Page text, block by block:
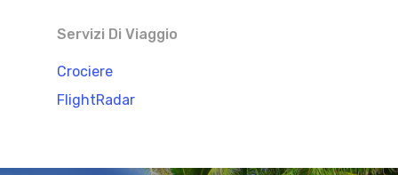
Servizi Di Viaggio
Crociere
FlightRadar